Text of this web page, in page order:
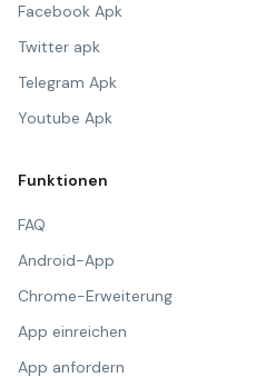
Facebook Apk
Twitter apk
Telegram Apk
Youtube Apk
Funktionen
FAQ
Android-App
Chrome-Erweiterung
App einreichen
App anfordern